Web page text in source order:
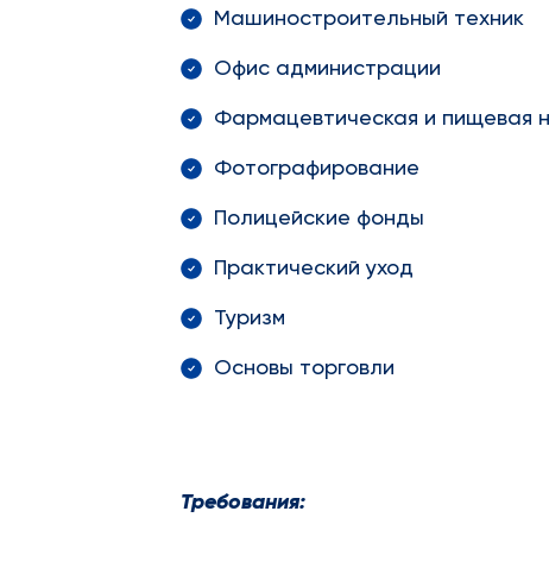
Машиностроительный техник
Офис администрации
Фармацевтическая и пищевая
Фотографирование
Полицейские фонды
Практический уход
Туризм
Основы торговли
Требования: